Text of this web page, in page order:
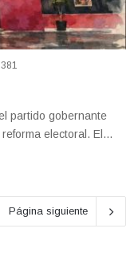
381
partido gobernante
electoral. El…
Página siguiente